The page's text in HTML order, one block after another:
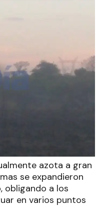
azota a gran
se expandieron
obligando a los
en varios puntos